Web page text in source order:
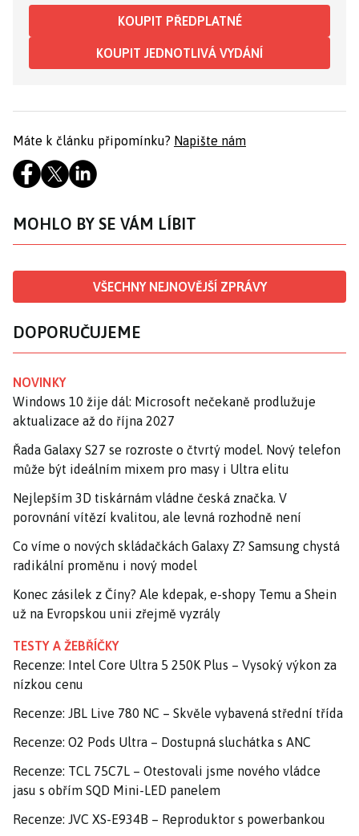
KOUPIT PŘEDPLATNÉ
KOUPIT JEDNOTLIVÁ VYDÁNÍ
Máte k článku připomínku? Napište nám
MOHLO BY SE VÁM LÍBIT
VŠECHNY NEJNOVĚJŠÍ ZPRÁVY
DOPORUČUJEME
NOVINKY
Windows 10 žije dál: Microsoft nečekaně prodlužuje
aktualizace až do října 2027
Řada Galaxy S27 se rozroste o čtvrtý model. Nový telefon
může být ideálním mixem pro masy i Ultra elitu
Nejlepším 3D tiskárnám vládne česká značka. V
porovnání vítězí kvalitou, ale levná rozhodně není
Co víme o nových skládačkách Galaxy Z? Samsung chystá
radikální proměnu i nový model
Konec zásilek z Číny? Ale kdepak, e-shopy Temu a Shein
už na Evropskou unii zřejmě vyzrály
TESTY A ŽEBŘÍČKY
Recenze: Intel Core Ultra 5 250K Plus – Vysoký výkon za
nízkou cenu
Recenze: JBL Live 780 NC – Skvěle vybavená střední třída
Recenze: O2 Pods Ultra – Dostupná sluchátka s ANC
Recenze: TCL 75C7L – Otestovali jsme nového vládce
jasu s obřím SQD Mini-LED panelem
Recenze: JVC XS-E934B – Reproduktor s powerbankou